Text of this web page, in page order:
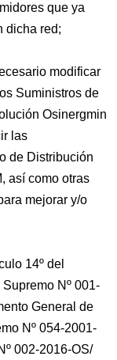
que ya
dicha red;
modificar
Suministros de
Osinergmin
las
de Distribución
así como otras
mejorar y/o
14º del
Nº 001-
General de
Nº 054-2001-
002-2016-OS/